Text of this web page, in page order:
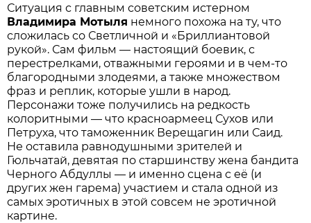
Ситуация с главным советским истерном
Владимира Мотыля немного похожа на ту, что
сложилась со Светличной и «Бриллиантовой
рукой». Сам фильм — настоящий боевик, с
перестрелками, отважными героями и в чем-то
благородными злодеями, а также множеством
фраз и реплик, которые ушли в народ.
Персонажи тоже получились на редкость
колоритными — что красноармеец Сухов или
Петруха, что таможенник Верещагин или Саид.
Не оставила равнодушными зрителей и
Гюльчатай, девятая по старшинству жена бандита
Черного Абдуллы — и именно сцена с её (и
других жен гарема) участием и стала одной из
самых эротичных в этой совсем не эротичной
картине.